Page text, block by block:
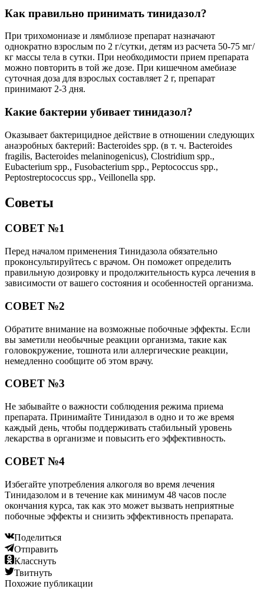
Как правильно принимать тинидазол?
При трихомониазе и лямблиозе препарат назначают
однократно взрослым по 2 г/сутки, детям из расчета 50-75 мг/
кг массы тела в сутки. При необходимости прием препарата
можно повторить в той же дозе. При кишечном амебиазе
суточная доза для взрослых составляет 2 г, препарат
принимают 2-3 дня.
Какие бактерии убивает тинидазол?
Оказывает бактерицидное действие в отношении следующих
анаэробных бактерий: Bacteroides spp. (в т. ч. Bacteroides
fragilis, Bacteroides melaninogenicus), Clostridium spp.,
Eubacterium spp., Fusobacterium spp., Peptococcus spp.,
Peptostreptococcus spp., Veillonella spp.
Советы
СОВЕТ №1
Перед началом применения Тинидазола обязательно
проконсультируйтесь с врачом. Он поможет определить
правильную дозировку и продолжительность курса лечения в
зависимости от вашего состояния и особенностей организма.
СОВЕТ №2
Обратите внимание на возможные побочные эффекты. Если
вы заметили необычные реакции организма, такие как
головокружение, тошнота или аллергические реакции,
немедленно сообщите об этом врачу.
СОВЕТ №3
Не забывайте о важности соблюдения режима приема
препарата. Принимайте Тинидазол в одно и то же время
каждый день, чтобы поддерживать стабильный уровень
лекарства в организме и повысить его эффективность.
СОВЕТ №4
Избегайте употребления алкоголя во время лечения
Тинидазолом и в течение как минимум 48 часов после
окончания курса, так как это может вызвать неприятные
побочные эффекты и снизить эффективность препарата.
Поделиться
Отправить
Класснуть
Твитнуть
Похожие публикации